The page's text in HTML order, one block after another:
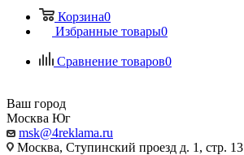
Корзина0
Избранные товары0
Сравнение товаров0
Ваш город
Москва Юг
msk@4reklama.ru
Москва, Ступинский проезд д. 1, стр. 13